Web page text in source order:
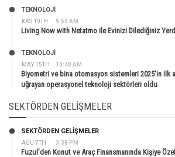
KAS 19TH 9:50 AM
TEKNOLOJİ
Living Now with Netatmo ile Evinizi Dilediğiniz
MAY 15TH 10:40 AM
TEKNOLOJİ
Biyometri ve bina otomasyon sistemleri 2025’in ilk
uğrayan operasyonel teknoloji sektörleri oldu
SEKTÖRDEN GELIŞMELER
AĞU 7TH 3:38 PM
SEKTÖRDEN GELIŞMELER
Fuzul’den Konut ve Araç Finansmanında Kişiye